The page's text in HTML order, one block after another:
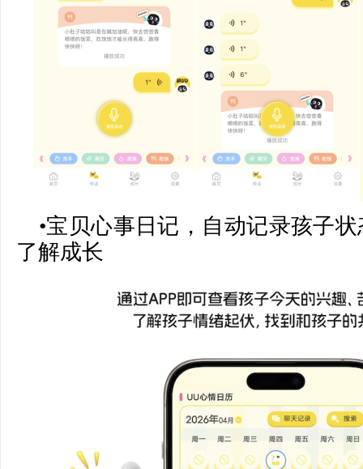
•宝贝心事日记，自动记录孩子
了解成长